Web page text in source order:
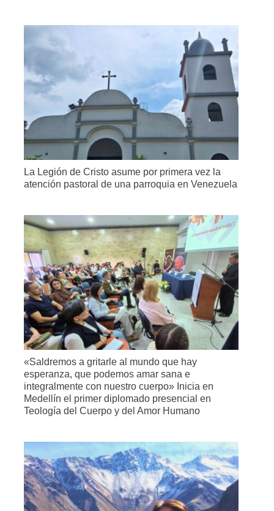
La Legión de Cristo asume por primera vez la
atención pastoral de una parroquia en Venezuela
«Saldremos a gritarle al mundo que hay
esperanza, que podemos amar sana e
integralmente con nuestro cuerpo» Inicia en
Medellín el primer diplomado presencial en
Teología del Cuerpo y del Amor Humano